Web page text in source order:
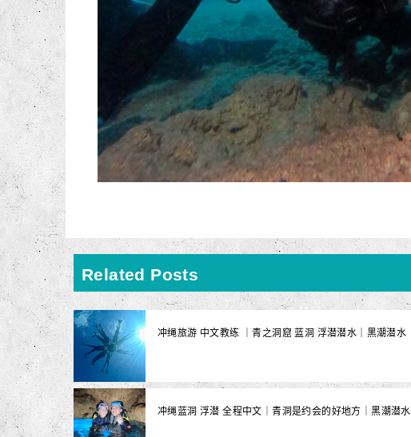
Related Posts
冲绳旅游 中文教练 ｜青之洞窟 蓝洞 浮潜潜水｜黑潮潜水
冲绳蓝洞 浮潜 全程中文｜青洞是约会的好地方｜黑潮潜水